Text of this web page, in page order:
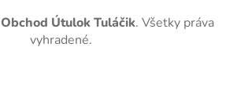
Obchod Útulok Tuláčik. Všetky práva
vyhradené.